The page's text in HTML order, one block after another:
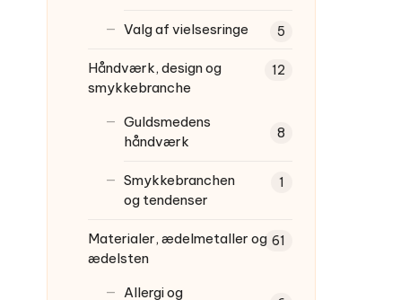
Valg af vielsesringe 5
Håndværk, design og
smykkebranche
12
Guldsmedens
håndværk
8
Smykkebranchen
og tendenser
1
Materialer, ædelmetaller og
ædelsten
61
Allergi og